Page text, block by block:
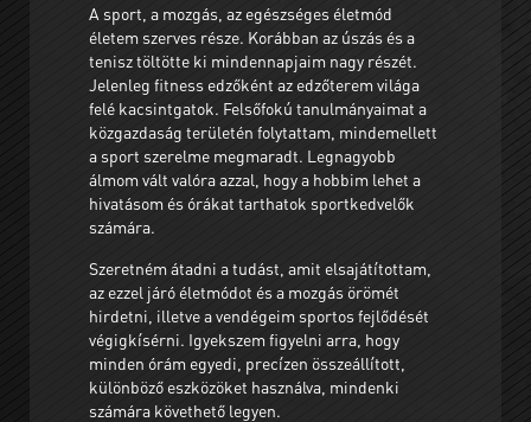
A sport, a mozgás, az egészséges életmód
életem szerves része. Korábban az úszás és a
tenisz töltötte ki mindennapjaim nagy részét.
Jelenleg fitness edzőként az edzőterem világa
felé kacsintgatok. Felsőfokú tanulmányaimat a
közgazdaság területén folytattam, mindemellett
a sport szerelme megmaradt. Legnagyobb
álmom vált valóra azzal, hogy a hobbim lehet a
hivatásom és órákat tarthatok sportkedvelők
számára.
Szeretném átadni a tudást, amit elsajátítottam,
az ezzel járó életmódot és a mozgás örömét
hirdetni, illetve a vendégeim sportos fejlődését
végigkísérni. Igyekszem figyelni arra, hogy
minden órám egyedi, precízen összeállított,
különböző eszközöket használva, mindenki
számára követhető legyen.